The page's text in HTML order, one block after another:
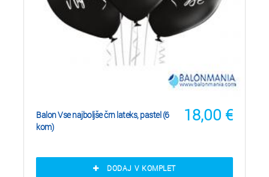
18,00 €
Balon Vse najboljše črn lateks, pastel (6
kom)
DODAJ V KOMPLET